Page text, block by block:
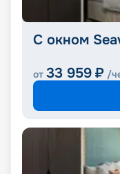
С окном
от 33 959 ₽ /